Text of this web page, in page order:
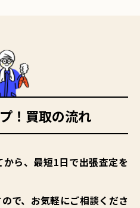
！買取の流れ
ら、最短1日で出張査定を
で、お気軽にご相談くださ